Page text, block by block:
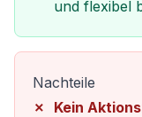
und flexibel
Nachteile
Kein